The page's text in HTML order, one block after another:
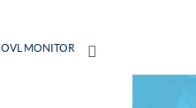
OVL MONITOR